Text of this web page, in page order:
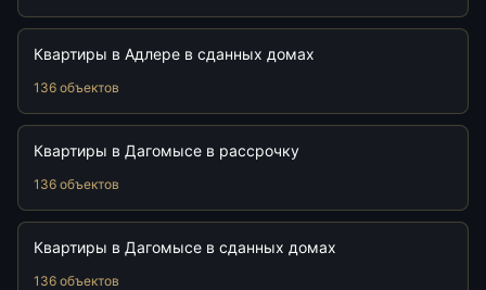
Квартиры в Адлере в сданных домах
136 объектов
Квартиры в Дагомысе в рассрочку
136 объектов
Квартиры в Дагомысе в сданных домах
136 объектов